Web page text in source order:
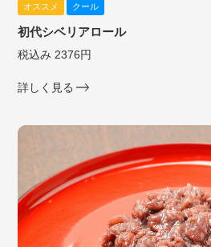
オススメ クール
初代シベリアロール
税込み 2376円
詳しく見る